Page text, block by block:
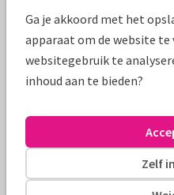
Een stijlvolle grafische
huwelijk met hartjes, foto's
Ga je akkoord met het
apparaat om de website
websitegebruik te
inhoud aan te bieden?
Zelf